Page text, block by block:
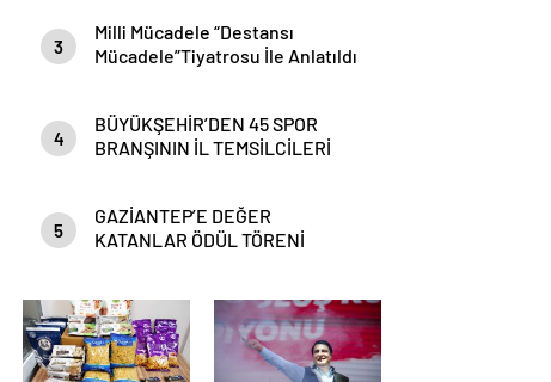
3
Milli Mücadele “Destansı
Mücadele”Tiyatrosu İle Anlatıldı
4
BÜYÜKŞEHİR’DEN 45 SPOR
BRANŞININ İL TEMSİLCİLERİ
5
GAZİANTEP’E DEĞER
KATANLAR ÖDÜL TÖRENİ